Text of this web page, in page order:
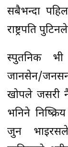
सबैभन्दा
राष्ट्रपति
स्पुतनिक
जानसेन/
खोपले जसरी
भनिने
जुन